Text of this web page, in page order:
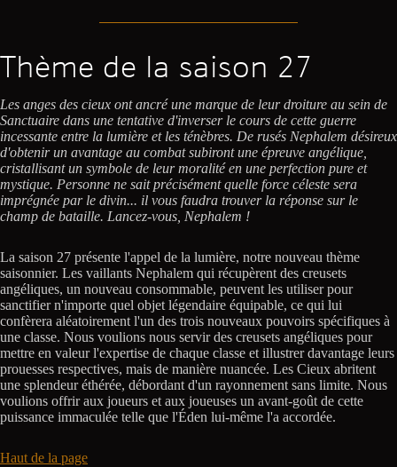
Thème de la saison 27
Les anges des cieux ont ancré une marque de leur droiture au sein de
Sanctuaire dans une tentative d'inverser le cours de cette guerre
incessante entre la lumière et les ténèbres. De rusés Nephalem désireux
d'obtenir un avantage au combat subiront une épreuve angélique,
cristallisant un symbole de leur moralité en une perfection pure et
mystique. Personne ne sait précisément quelle force céleste sera
imprégnée par le divin... il vous faudra trouver la réponse sur le
champ de bataille. Lancez-vous, Nephalem !
La saison 27 présente l'appel de la lumière, notre nouveau thème
saisonnier. Les vaillants Nephalem qui récupèrent des creusets
angéliques, un nouveau consommable, peuvent les utiliser pour
sanctifier n'importe quel objet légendaire équipable, ce qui lui
confèrera aléatoirement l'un des trois nouveaux pouvoirs spécifiques à
une classe. Nous voulions nous servir des creusets angéliques pour
mettre en valeur l'expertise de chaque classe et illustrer davantage leurs
prouesses respectives, mais de manière nuancée. Les Cieux abritent
une splendeur éthérée, débordant d'un rayonnement sans limite. Nous
voulions offrir aux joueurs et aux joueuses un avant-goût de cette
puissance immaculée telle que l'Éden lui-même l'a accordée.
Haut de la page